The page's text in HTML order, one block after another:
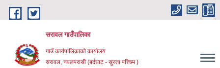
Skip to main content
सरावल गाउँपालिका
गाउँ कार्यपालिकाको कार्यालय
सरावल, नवलपरासी (बर्दघाट - सुस्ता पश्चिम )